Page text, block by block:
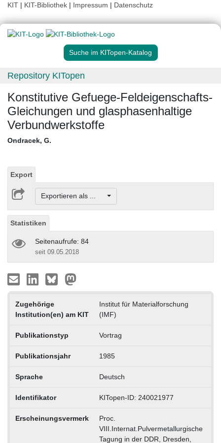
KIT | KIT-Bibliothek | Impressum | Datenschutz
Suche im KITopen-Katalog
Repository KITopen
Konstitutive Gefuege-Feldeigenschafts-
Gleichungen und glasphasenhaltige
Verbundwerkstoffe
Ondracek, G.
Export
Exportieren als ...
Statistiken
Seitenaufrufe: 84
seit 09.05.2018
Zugehörige
Institution(en) am KIT
Institut für Materialforschung
(IMF)
Publikationstyp Vortrag
Publikationsjahr 1985
Sprache Deutsch
Identifikator KITopen-ID: 240021977
Erscheinungsvermerk
Proc.
VIII.Internat.Pulvermetallurgische
Tagung in der DDR, Dresden,